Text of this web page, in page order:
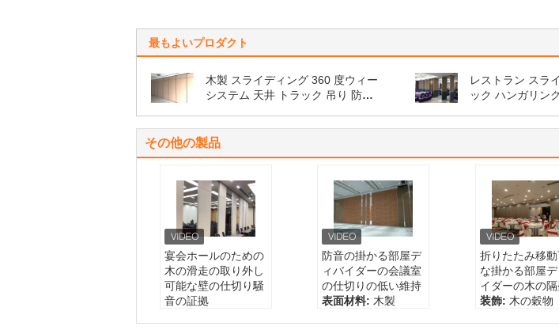
最もよいプロダクト
木製 スライディング 360 度ウィー
システム 天井 トラック 吊り 防音
レストラン スラ
ック ハンガリン
その他の製品
宴会ホールのための
木の滑走の取り外し
可能な壁の仕切り騒
音の証拠
防音の掛かる部屋デ
ィバイダーの会議室
の仕切りの低い維持
表面材料: 木製
折りたたみ移
な掛かる部屋
イダーの木の
装飾: 木の穀物